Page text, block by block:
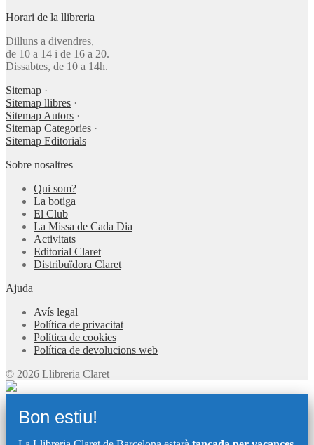
Horari de la llibreria
Dilluns a divendres,
de 10 a 14 i de 16 a 20.
Dissabtes, de 10 a 14h.
Sitemap ·
Sitemap llibres ·
Sitemap Autors ·
Sitemap Categories ·
Sitemap Editorials
Sobre nosaltres
Qui som?
La botiga
El Club
La Missa de Cada Dia
Activitats
Editorial Claret
Distribuïdora Claret
Ajuda
Avís legal
Política de privacitat
Política de cookies
Política de devolucions web
© 2026 Llibreria Claret
Bon estiu!